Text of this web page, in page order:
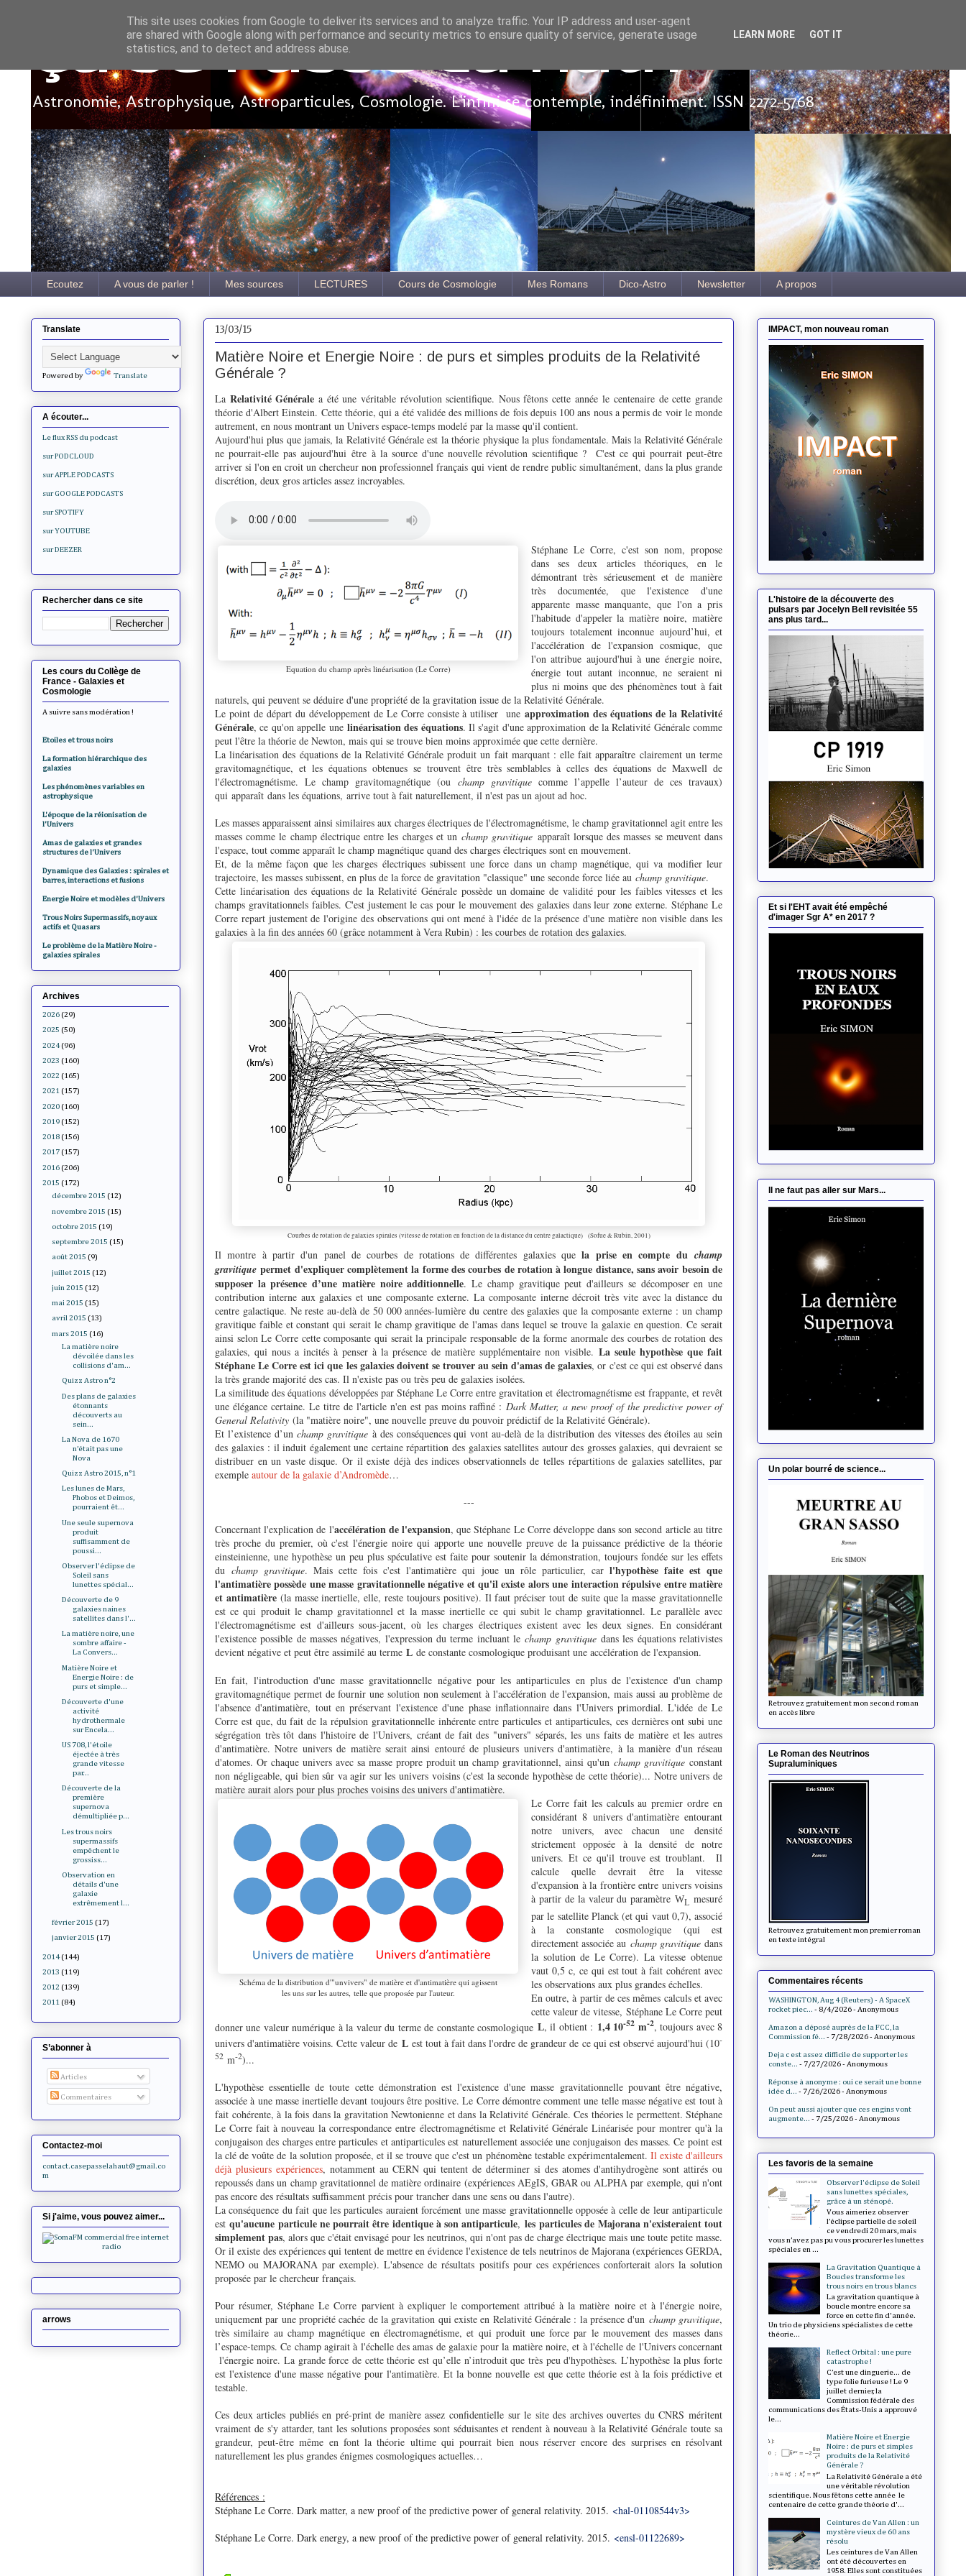
Ça se passe là haut
Astronomie, Astrophysique, Astroparticules, Cosmologie. L'infini se contemple, indéfiniment. ISSN 2272-5768
Ecoutez A vous de parler ! Mes sources LECTURES Cours de Cosmologie Mes Romans Dico-Astro Newsletter A propos
13/03/15
Matière Noire et Energie Noire : de purs et simples produits de la Relativité
Générale ?
La Relativité Générale a été une véritable révolution scientifique. Nous fêtons cette annéele centenaire de cette grande
théorie d'Albert Einstein. Cette théorie, qui a été validée des millions de fois depuis 100 ans nous a permis de voir le monde
autrement, en nous montrant un Univers espace-temps modelé par la masse qu'il contient.
Aujourd'hui plus que jamais, la Relativité Générale est la théorie physique la plus fondamentale. Mais la Relativité Générale
ne pourrait-elle pas aujourd'hui être à la source d'une nouvelle révolution scientifique ? C'est ce qui pourrait peut-être
arriver si l'on en croit un chercheur non professionnel français qui vient de rendre public simultanément, dans la plus grande
discrétion, deux gros articles assez incroyables.
Equation du champ après linéarisation (Le Corre)
Stéphane Le Corre, c'est son nom, propose
dans ses deux articles théoriques, en le
démontrant très sérieusement et de manière
très documentée, que l'existence d'une
apparente masse manquante, que l'on a pris
l'habitude d'appeler la matière noire, matière
toujours totalement inconnue aujourd’hui, et
l'accélération de l'expansion cosmique, que
l'on attribue aujourd'hui à une énergie noire,
énergie tout autant inconnue, ne seraient ni
plus ni moins que des phénomènes tout à fait
naturels, qui peuvent se déduire d'une propriété de la gravitation issue de la Relativité Générale.
Le point de départ du développement de Le Corre consiste à utiliser uneapproximation des équations de la Relativité
Générale, ce qu'on appelle une linéarisation des équations. Il s'agit d'une approximation de la Relativité Générale comme
peut l'être la théorie de Newton, mais qui se trouve bien moins approximée que cette dernière.
La linéarisation des équations de la Relativité Générale produit un fait marquant : elle fait apparaître clairement un terme
gravitomagnétique, et les équations obtenues se trouvent être très semblables à celles des équations de Maxwell de
l'électromagnétisme. Le champ gravitomagnétique (ou champ gravitiquecomme l’appelle l’auteur de ces travaux)
qui apparaît dans les équations, arrive tout à fait naturellement, il n'est pas un ajout ad hoc.
Les masses apparaissent ainsi similaires aux charges électriques de l'électromagnétisme, le champ gravitationnel agit entre les
masses comme le champ électrique entre les charges et unchamp gravitique apparaît lorsque des masses se meuvent dans
l'espace, tout comme apparaît le champ magnétique quand des charges électriques sont en mouvement.
Et, de la même façon que les charges électriques subissent une force dans un champ magnétique, qui va modifier leur
trajectoire, les masses subissent, en plus de la force de gravitation "classique" une seconde force liée au champ gravitique.
Cette linéarisation des équations de la Relativité Générale possède un domaine de validité pour les faibles vitesses et les
champs gravitationnels faibles. C'est justement le cas pour le mouvement des galaxies dans leur zone externe. Stéphane Le
Corre repart justement de l'origine des observations qui ont mené à l'idée de la présence d'une matière non visible dans les
galaxies à la fin des années 60 (grâce notamment à Vera Rubin) : les courbes de rotation des galaxies.
Courbes de rotation de galaxies spirales (vitesse de rotation en fonction de la distance du centre galactique) (Sofue & Rubin, 2001)
Il montre à partir d'un panel de courbes de rotations de différentes galaxies quela prise en compte duchamp
gravitique permet d'expliquer complètement la forme des courbes de rotation à longue distance, sans avoir besoin de
supposer la présence d’une matière noire additionnelle. Le champ gravitique peut d'ailleurs se décomposer en une
contribution interne aux galaxies et une composante externe. La composante interne décroit très vite avec la distance du
centre galactique. Ne reste au-delà de 50 000 années-lumière du centre des galaxies que la composante externe : un champ
gravitique faible et constant qui serait le champ gravitique de l'amas dans lequel se trouve la galaxie en question. Ce serait
ainsi selon Le Corre cette composante qui serait la principale responsable de la forme anormale des courbes de rotation des
galaxies, qui nous a incités à penser à la présence de matière supplémentaire non visible. La seule hypothèse que fait
Stéphane Le Corre est ici que les galaxies doivent se trouver au sein d'amas de galaxies, or c'est ce qui est observé dans
la très grande majorité des cas. Il n'existe pas ou très peu de galaxies isolées.
La similitude des équations développées par Stéphane Le Corre entre gravitation et électromagnétisme est frappante, et revêt
une élégance certaine. Le titre de l'article n'en est pas moins raffiné : Dark Matter, a new proof of the predictive power of
General Relativity (la "matière noire", une nouvelle preuve du pouvoir prédictif de la Relativité Générale).
Et l’existence d’unchamp gravitique à des conséquences qui vont au-delà de la distribution des vitesses des étoiles au sein
des galaxies : il induit également une certaine répartition des galaxies satellites autour des grosses galaxies, qui devraient se
distribuer en un vaste disque. Or il existe déjà des indices observationnels de telles répartitions de galaxies satellites, par
exemple autour de la galaxie d’Andromède…
---
Concernant l'explication de l'accélération de l'expansion, que Stéphane Le Corre développe dans son second article au titre
très proche du premier, où c'est l'énergie noire qui apporte une nouvelle preuve de la puissance prédictive de la théorie
einsteinienne, une hypothèse un peu plus spéculative est faite pour soutenir la démonstration, toujours fondée sur les effets
duchamp gravitique. Mais cette fois c'est l'antimatière qui joue un rôle particulier, car l'hypothèse faite est que
l'antimatière possède une masse gravitationnelle négative et qu'il existe alors une interaction répulsive entre matière
et antimatière(la masse inertielle, elle, reste toujours positive). Il faut préciser tout de suite que la masse gravitationnelle
est ce qui produit le champ gravitationnel et la masse inertielle ce qui subit le champ gravitationnel. Le parallèle avec
l'électromagnétisme est d'ailleurs sous-jacent, où les charges électriques existent avec les deux signes. En considérant
l'existence possible de masses négatives, l'expression du terme incluant lechamp gravitiquedans les équations relativistes
devient négative et peut être assimilé au terme L de constante cosmologique produisant une accélération de l'expansion.
En fait, l'introduction d'une masse gravitationnelle négative pour les antiparticules en plus de l'existence d'un champ
gravitomagnétique permet de fournir une solution non seulement à l'accélération de l'expansion, mais aussi au problème de
l'absence d'antimatière, tout en préservant l'existence d'une phase inflationnaire dans l'Univers primordial. L'idée de Le
Corre est que, du fait de la répulsion gravitationnelle inhérente entre particules et antiparticules, ces dernières ont subi une
ségrégation très tôt dans l'histoire de l'Univers, créant de fait des "univers" séparés, les uns faits de matière et les autres
d'antimatière. Notre univers de matière serait ainsi entouré de plusieurs univers d'antimatière, à la manière d'un réseau
d'atomes. Or chaque univers avec sa masse propre produit un champ gravitationnel, ainsi qu'unchamp gravitique constant
non négligeable, qui bien sûr va agir sur les univers voisins (c'est la seconde hypothèse de cette théorie)... Notre univers de
matière aurait alors pour plus proches voisins des univers d'antimatière.
Schéma de la distribution d'"unvivers" de matière et d'antimatière qui agissent
les uns sur les autres, telle que proposée par l'auteur.
Le Corre fait les calculs au premier ordre en
considérant 8 univers d'antimatière entourant
notre univers, avec chacun une densité
strictement opposée à la densité de notre
univers. Et ce qu'il trouve est troublant. Il
calcule quelle devrait être la vitesse
d'expansion à la frontière entre univers voisins
à partir de la valeur du paramètreWL mesuré
par le satellite Planck (et qui vaut 0,7), associé
à la constante cosmologique (qui est
directement associée au champ gravitiquedans
la solution de Le Corre). La vitesse obtenue
vaut 0,5 c, ce qui est tout à fait cohérent avec
les observations aux plus grandes échelles.
En outre, à partir de ces mêmes calculs et avec
cette valeur de vitesse, Stéphane Le Corre peut
donner une valeur numérique à la valeur du terme de constante cosmologique L, il obtient : 1,4 10-52 m-2, toujours avec 8
univers d'antimatière voisins. Cette valeur de Lest tout à fait dans l'ordre de grandeur de ce qui est observé aujourd'hui (10-
52 m-2)...
L'hypothèse essentielle de toute cette démonstration est l'existence d'une masse gravitationnelle pouvant être négative,
associée à une masse inertielle devant toujours être positive. Le Corre démontre comment une telle masse négative est tout à
fait cohérente, à la fois dans la gravitation Newtonienne et dans la Relativité Générale. Ces théories le permettent. Stéphane
Le Corre fait à nouveau la correspondance entre électromagnétisme et Relativité Générale Linéarisée pour montrer qu'à la
conjugaison des charges entre particules et antiparticules est naturellement associée une conjugaison des masses. Ce point est
la clé de voûte de la solution proposée, et il se trouve que c'est un phénomène testable expérimentalement. Il existe d'ailleurs
déjà plusieurs expériences, notamment au CERN qui tentent de déterminer si des atomes d'antihydrogène sont attirés ou
repoussés dans un champ gravitationnel de matière ordinaire (expériences AEgIS, GBAR ou ALPHA par exemple, qui n'ont
pas encore des résultats suffisamment précis pour trancher dans une sens ou dans l'autre).
La conséquence du fait que les particules auraient forcément une masse gravitationnelle opposée à celle de leur antiparticule
estqu'aucune particule ne pourrait être identique à son antiparticule, les particules de Majorana n'existeraient tout
simplement pas, alors que c'était envisagé pour les neutrinos, qui n'ont pas de charge électrique mais une toute petite masse.
Or il existe des expériences qui tentent de mettre en évidence l'existence de tels neutrinos de Majorana (expériences GERDA,
NEMO ou MAJORANA par exemple). L'absence de résultats positifs pour ces expériences conforterait alors la solution
proposée par le chercheur français.
Pour résumer, Stéphane Le Corre parvient à expliquer le comportement attribué à la matière noire et à l'énergie noire,
uniquement par une propriété cachée de la gravitation qui existe en Relativité Générale : la présence d'un champ gravitique,
très similaire au champ magnétique en électromagnétisme, et qui produit une force par le mouvement des masses dans
l’espace-temps. Ce champ agirait à l'échelle des amas de galaxie pour la matière noire, et à l'échelle de l'Univers concernant
l'énergie noire. La grande force de cette théorie est qu’elle n’introduit que très peu d'hypothèses. L’hypothèse la plus forte
est l'existence d'une masse négative pour l'antimatière. Et la bonne nouvelle est que cette théorie est à la fois prédictive et
testable.
Ces deux articles publiés en pré-print de manière assez confidentielle sur le site des archives ouvertes du CNRS méritent
vraiment de s'y attarder, tant les solutions proposées sont séduisantes et rendent à nouveau à la Relativité Générale toute sa
grandeur, peut-être même en font la théorie ultime qui pourrait bien nous réserver encore des surprises en résolvant
naturellement les plus grandes énigmes cosmologiques actuelles…
Références :
Stéphane Le Corre. Dark matter, a new proof of the predictive power of general relativity. 2015. <hal-01108544v3>
Stéphane Le Corre. Dark energy, a new proof of the predictive power of general relativity. 2015. <ensl-01122689>
Translate
Powered by Translate
A écouter...
Le flux RSS du podcast
sur PODCLOUD
sur APPLE PODCASTS
sur GOOGLE PODCASTS
sur SPOTIFY
sur YOUTUBE
sur DEEZER
Rechercher dans ce site
Les cours du Collège de
France - Galaxies et
Cosmologie
A suivre sans modération !
Etoiles et trous noirs
La formation hiérarchique des
galaxies
Les phénomènes variables en
astrophysique
L'époque de la réionisation de
l'Univers
Amas de galaxies et grandes
structures de l'Univers
Dynamique des Galaxies : spirales et
barres, interactions et fusions
Energie Noire et modèles d'Univers
Trous Noirs Supermassifs, noyaux
actifs et Quasars
Le problème de la Matière Noire -
galaxies spirales
Archives
2026 (29)
2025 (50)
2024 (96)
2023 (160)
2022 (165)
2021 (157)
2020 (160)
2019 (152)
2018 (156)
2017 (157)
2016 (206)
2015 (172)
décembre 2015 (12)
novembre 2015 (15)
octobre 2015 (19)
septembre 2015 (15)
août 2015 (9)
juillet 2015 (12)
juin 2015 (12)
mai 2015 (15)
avril 2015 (13)
mars 2015 (16)
La matière noire
dévoilée dans les
collisions d'am...
Quizz Astro n°2
Des plans de galaxies
étonnants
découverts au
sein...
La Nova de 1670
n’était pas une
Nova
Quizz Astro 2015, n°1
Les lunes de Mars,
Phobos et Deimos,
pourraient êt...
Une seule supernova
produit
suffisamment de
poussi...
Observer l'éclipse de
Soleil sans
lunettes spécial...
Découverte de 9
galaxies naines
satellites dans l'...
La matière noire, une
sombre affaire -
La Convers...
Matière Noire et
Energie Noire : de
purs et simple...
Découverte d'une
activité
hydrothermale
sur Encela...
US 708, l'étoile
éjectée à très
grande vitesse
par...
Découverte de la
première
supernova
démultipliée p...
Les trous noirs
supermassifs
empêchent le
grossiss...
Observation en
détails d'une
galaxie
extrêmement l...
février 2015 (17)
janvier 2015 (17)
2014 (144)
2013 (119)
2012 (139)
2011 (84)
S’abonner à
Articles
Commentaires
Contactez-moi
contact.casepasselahaut@gmail.co
m
Si j'aime, vous pouvez aimer...
arrows
IMPACT, mon nouveau roman
L'histoire de la découverte des
pulsars par Jocelyn Bell revisitée 55
ans plus tard...
Et si l'EHT avait été empêché
d'imager Sgr A* en 2017 ?
Il ne faut pas aller sur Mars...
Un polar bourré de science...
Retrouvez gratuitement mon second roman
en accès libre
Le Roman des Neutrinos
Supraluminiques
Retrouvez gratuitement mon premier roman
en texte intégral
Commentaires récents
WASHINGTON, Aug 4 (Reuters) - A SpaceX
rocket piec... - 8/4/2026- Anonymous
Amazon a déposé auprès de la FCC, la
Commission fé... - 7/28/2026- Anonymous
Deja c est assez difficile de supporter les
conste... - 7/27/2026- Anonymous
Réponse à anonyme : oui ce serait une bonne
idée d... - 7/26/2026- Anonymous
On peut aussi ajouter que ces engins vont
augmente... - 7/25/2026- Anonymous
Les favoris de la semaine
Observer l'éclipse de Soleil
sans lunettes spéciales,
grâce à un sténopé.
Vous aimeriez observer
l’éclipse partielle de soleil
ce vendredi 20 mars, mais
vous n’avez pas pu vous procurer les lunettes
spéciales en ...
La Gravitation Quantique à
Boucles transforme les
trous noirs en trous blancs
La gravitation quantique à
boucle montre encore sa
force en cette fin d'année.
Un trio de physiciens spécialistes de cette
théorie...
Reflect Orbital : une pure
catastrophe !
C’est une dinguerie... de
type folie furieuse ! Le 9
juillet dernier, la
Commission fédérale des
communications des États-Unis a approuvé
le...
Matière Noire et Energie
Noire : de purs et simples
produits de la Relativité
Générale ?
La Relativité Générale a été
une véritable révolution
scientifique. Nous fêtons cette année le
centenaire de cette grande théorie d'...
Ceintures de Van Allen : un
mystère vieux de 60 ans
résolu
Les ceintures de Van Allen
ont été découvertes en
1958. Elles sont constituées
This site uses cookies from Google to deliver its services and to analyze traffic. Your IP address and user-agent
are shared with Google along with performance and security metrics to ensure quality of service, generate usage
statistics, and to detect and address abuse.
LEARN MORE GOT IT